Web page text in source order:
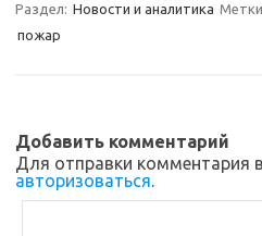
s
k
i
bр
т
ь
Раздел: Новости и аналитика
пожар
Добавить комментарий
Для отправки комментария
авторизоваться.